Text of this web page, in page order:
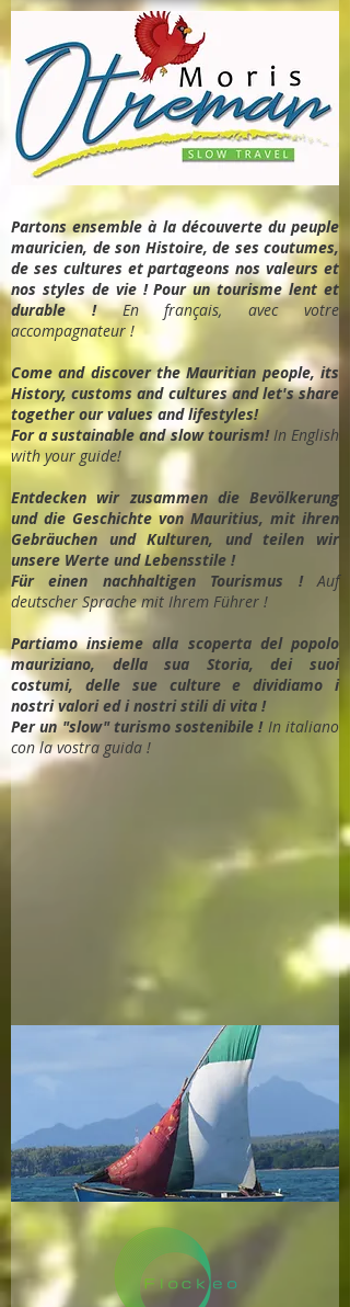
Partons ensemble à la découverte du peuple
mauricien, de son Histoire, de ses coutumes,
de ses cultures et partageons nos valeurs et
nos styles de vie ! Pour un tourisme lent et
durable !En français, avec votre
accompagnateur !
Come and discover the Mauritian people, its
History, customs and cultures and let's share
together our values and lifestyles!
For a sustainable and slow tourism!In English
with your guide!
Entdecken wir zusammen die Bevölkerung
und die Geschichte von Mauritius, mit ihren
Gebräuchen und Kulturen, und teilen wir
unsere Werte und Lebensstile !
Für einen nachhaltigen Tourismus !Auf
deutscher Sprache mit Ihrem Führer !
Partiamo insieme alla scoperta del popolo
mauriziano, della sua Storia, dei suoi
costumi, delle sue culture e dividiamo i
nostri valori ed i nostri stili di vita !
Per un "slow" turismo sostenibile !In italiano
con la vostra guida !